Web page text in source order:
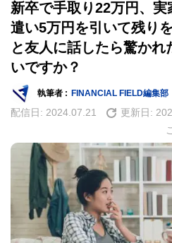
新卒で手取り22万円、
遣い5万円を引いて残り
と友人に話したら驚かれ
いですか？
執筆者 : FINANCIAL FIELD編集部
配信日: 2024.07.21 更新日: